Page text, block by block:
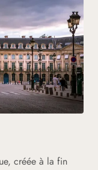
créée à la fin